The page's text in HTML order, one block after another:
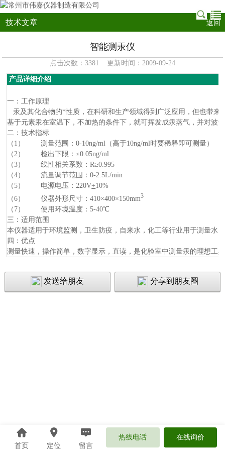
技术文章 返回
智能测汞仪
点击次数：3381 更新时间：2009-09-24
产品详细介绍
一：工作原理
汞及其化合物的*性质，在科研和生产领域得到广泛应用，但也带来
基于元素汞在室温下，不加热的条件下，就可挥发成汞蒸气，并对波
二：技术指标
（1） 测量范围：0-10ng/ml（高于10ng/ml时要稀释即可测量）
（2） 检出下限：≤0.05ng/ml
（3） 线性相关系数：R≥0.995
（4） 流量调节范围：0-2.5L/min
（5） 电源电压：220V+10%
（6） 仪器外形尺寸：410×400×150mm3
（7） 使用环境温度：5-40℃
三：适用范围
本仪器适用于环境监测，卫生防疫，自来水，化工等行业用于测量水
四：优点
测量快速，操作简单，数字显示，直读，是化验室中测量汞的理想工
发送给朋友 分享到朋友圈
首页 定位 留言
热线电话 在线询价